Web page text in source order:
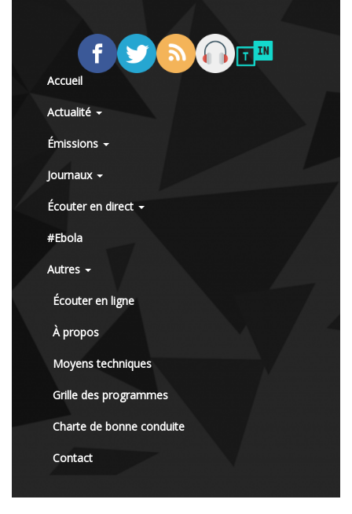
Accueil
Actualité
Émissions
Journaux
Écouter en direct
#Ebola
Autres
Écouter en ligne
À propos
Moyens techniques
Grille des programmes
Charte de bonne conduite
Contact